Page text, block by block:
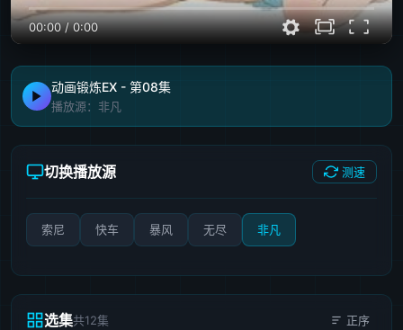
00:00/0:00
动画锻炼EX - 第08集
播放源：非凡
切换播放源 测速
索尼 快车 暴风 无尽 非凡
选集共12集 正序